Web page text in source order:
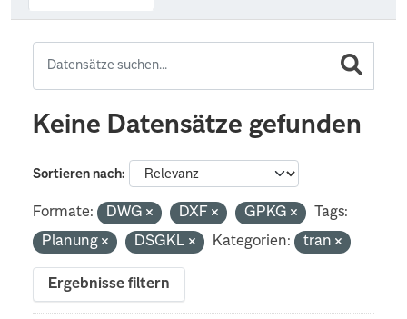
Keine Datensätze gefunden
Sortieren nach
Formate: DWG DXF GPKG
Tags:
Planung
DSGKL Kategorien: tran
Ergebnisse filtern